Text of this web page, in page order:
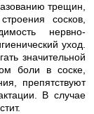
трещин,
сосков,
нервно-
уход.
значительной
боли в соске,
препятствуют
В случае